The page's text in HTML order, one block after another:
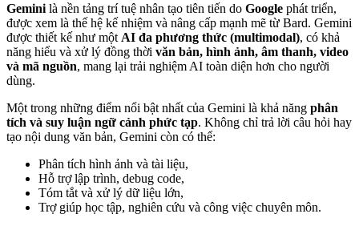
Gemini là nền tảng trí tuệ nhân tạo tiên tiến do Google phát triển,
được xem là thế hệ kế nhiệm và nâng cấp mạnh mẽ từ Bard. Gemini
được thiết kế như một AI đa phương thức (multimodal), có khả
năng hiểu và xử lý đồng thời văn bản, hình ảnh, âm thanh, video
và mã nguồn, mang lại trải nghiệm AI toàn diện hơn cho người
dùng.
Một trong những điểm nổi bật nhất của Gemini là khả năng phân
tích và suy luận ngữ cảnh phức tạp. Không chỉ trả lời câu hỏi hay
tạo nội dung văn bản, Gemini còn có thể:
Phân tích hình ảnh và tài liệu,
Hỗ trợ lập trình, debug code,
Tóm tắt và xử lý dữ liệu lớn,
Trợ giúp học tập, nghiên cứu và công việc chuyên môn.